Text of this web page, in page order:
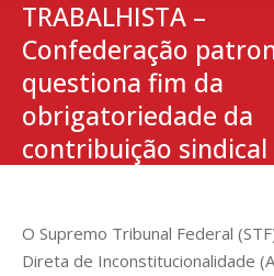
TRABALHISTA –
Confederação
questiona fim da
obrigatoriedade da
contribuição sindical
O Supremo Tribunal Federal
Direta de Inconstitucionalidade